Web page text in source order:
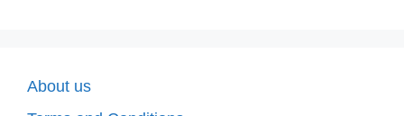
About us